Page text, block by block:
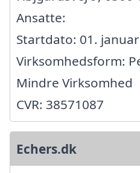
Ansatte:
Startdato: 01.
Virksomhedsform:
Mindre Virksomhed
CVR: 38571087
Echers.dk